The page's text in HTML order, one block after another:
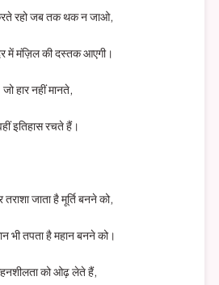
रहो जब तक थक न जाओ,
में मंज़िल की दस्तक आएगी।
जो हार नहीं मानते,
इतिहास रचते हैं।
जाता है मूर्ति बनने को,
भी तपता है महान बनने को।
को ओढ़ लेते हैं,